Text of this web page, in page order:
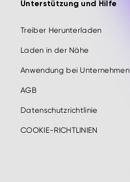
Unterstützung und Hilfe
Treiber Herunterladen
Laden in der Nähe
Anwendung bei Unternehmen
AGB
Datenschutzrichtlinie
COOKIE-RICHTLINIEN